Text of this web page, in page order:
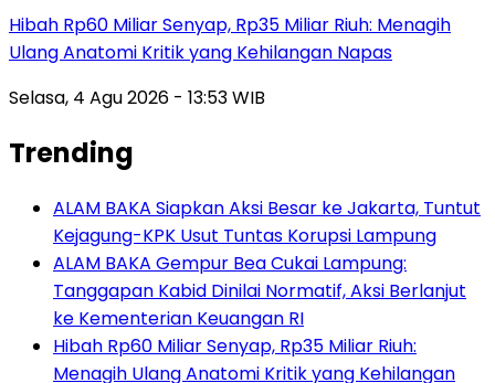
Hibah Rp60 Miliar Senyap, Rp35 Miliar Riuh: Menagih
Ulang Anatomi Kritik yang Kehilangan Napas
Selasa, 4 Agu 2026 - 13:53 WIB
Trending
ALAM BAKA Siapkan Aksi Besar ke Jakarta, Tuntut
Kejagung-KPK Usut Tuntas Korupsi Lampung
ALAM BAKA Gempur Bea Cukai Lampung:
Tanggapan Kabid Dinilai Normatif, Aksi Berlanjut
ke Kementerian Keuangan RI
Hibah Rp60 Miliar Senyap, Rp35 Miliar Riuh:
Menagih Ulang Anatomi Kritik yang Kehilangan